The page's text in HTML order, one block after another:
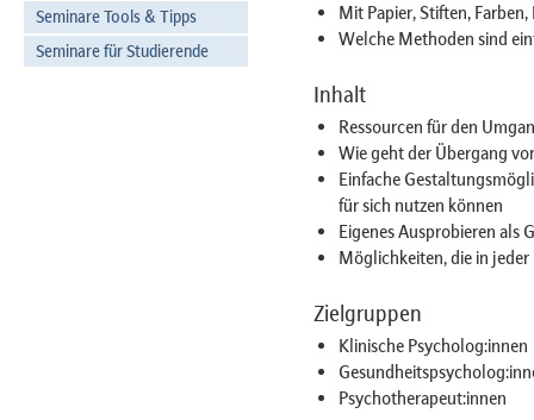
Seminare Tools & Tipps
Seminare für Studierende
Mit Papier, Stiften,
Welche Methoden sind
Inhalt
Ressourcen für den
Wie geht der Übergang
Einfache
für sich nutzen können
Eigenes Ausprobieren als
Möglichkeiten, die in jeder
Zielgruppen
Klinische Psycholog:innen
Psychotherapeut:innen